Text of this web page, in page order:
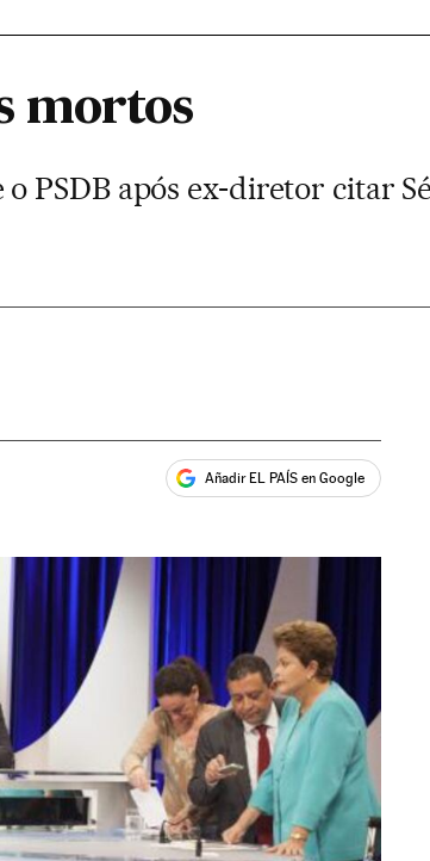
mortos
o PSDB após ex-diretor citar
Añadir EL PAÍS en Google